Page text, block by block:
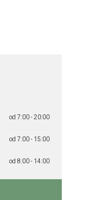
od 7:00 - 20:00
od 7:00 - 15:00
od 8:00 - 14:00